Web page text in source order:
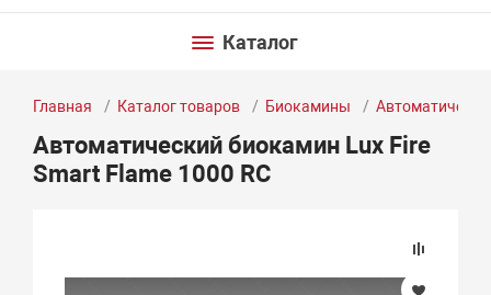
Каталог
Главная Каталог товаров Биокамины
Автоматический биокамин Lux Fire
Smart Flame 1000 RC